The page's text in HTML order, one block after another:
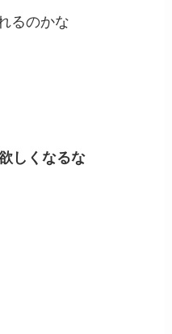
るのかな
しくなるな